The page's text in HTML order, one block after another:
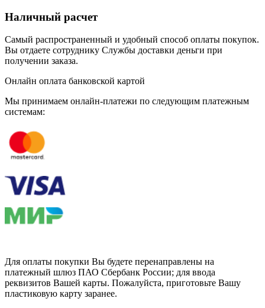
Наличный расчет
Самый распространенный и удобный способ оплаты покупок.
Вы отдаете сотруднику Службы доставки деньги при
получении заказа.
Онлайн оплата банковской картой
Мы принимаем онлайн-платежи по cледующим платежным
системам:
Для оплаты покупки Вы будете перенаправлены на
платежный шлюз ПАО Сбербанк России; для ввода
реквизитов Вашей карты. Пожалуйста, приготовьте Вашу
пластиковую карту заранее.